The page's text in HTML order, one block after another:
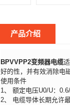
产品介绍
BPVVPP2变频器电缆
好的性，并有效消除电
使用条件
1、 额定电压U0/U：
2、 电缆导体长期允许